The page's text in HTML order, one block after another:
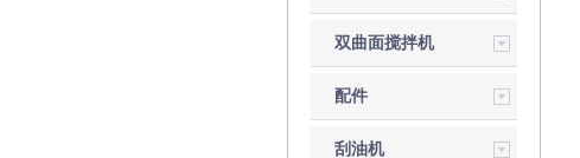
双曲面搅拌机
配件
刮油机